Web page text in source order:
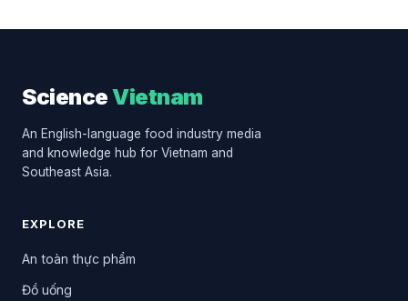
ScienceVietnam
An English-language food industry media
and knowledge hub for Vietnam and
Southeast Asia.
EXPLORE
An toàn thực phẩm
Đồ uống